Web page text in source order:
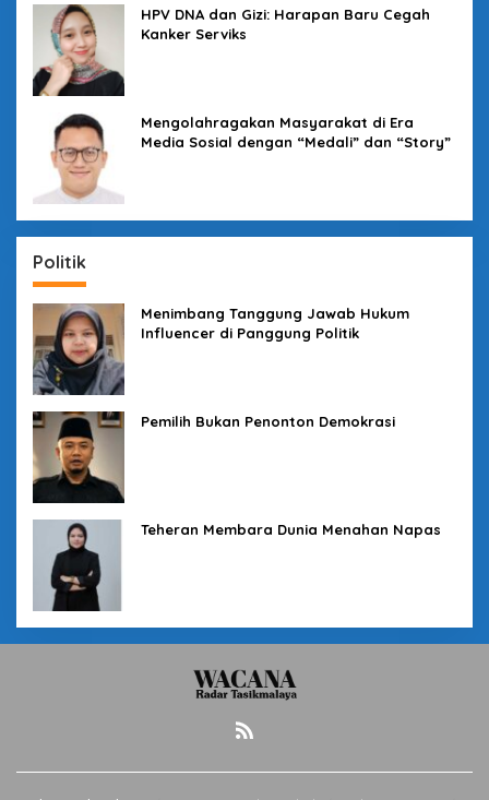
HPV DNA dan Gizi: Harapan Baru Cegah
Kanker Serviks
Mengolahragakan Masyarakat di Era
Media Sosial dengan “Medali” dan “Story”
Politik
Menimbang Tanggung Jawab Hukum
Influencer di Panggung Politik
Pemilih Bukan Penonton Demokrasi
Teheran Membara Dunia Menahan Napas